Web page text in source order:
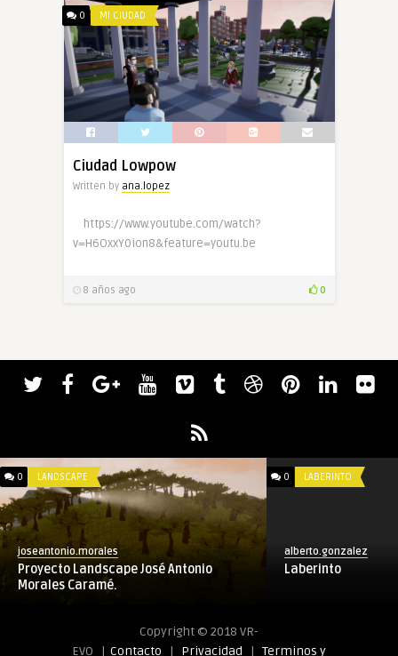
0 MI CIUDAD
Ciudad Lowpow
Written by ana.lopez
https://www.youtube.com/watch?
v=H6OxxY0ion8&feature=youtu.be
8 años ago 0
0 LANDSCAPE
joseantonio.morales
Proyecto Landscape José Antonio
Morales Caramé.
0 LABERINTO
alberto.gonzalez
Laberinto
Copyright © 2018 VR-
EVO | Contacto | Privacidad | Terminos y